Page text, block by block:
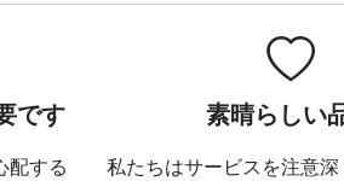
です
配する
素晴らしい
私たちはサービスを注意